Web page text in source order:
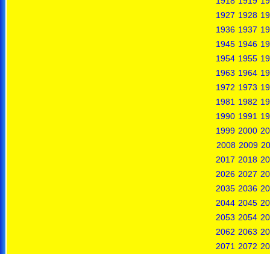
1927 1928
1936 1937
1945 1946
1954 1955
1963 1964
1972 1973
1981 1982
1990 1991
1999 2000
2008 2009
2017 2018
2026 2027
2035 2036
2044 2045
2053 2054
2062 2063
2071 2072